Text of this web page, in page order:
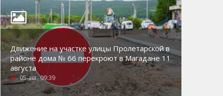
Движение на участке улицы Пролетарской в
районе дома № 66 перекроют в Магадане 11
августа
05-авг, 09:39